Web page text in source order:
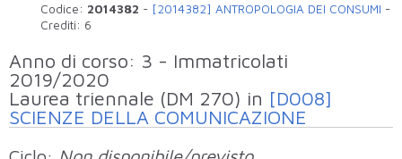
Codice: 2014382 - [2014382] ANTROPOLOGIA DEI CONSUMI -
Crediti: 6
Anno di corso: 3 - Immatricolati
2019/2020
Laurea triennale (DM 270) in [D008]
SCIENZE DELLA COMUNICAZIONE